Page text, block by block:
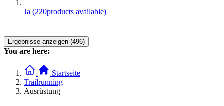
Ja (220products available)
Ergebnisse anzeigen (496)
You are here:
Startseite
Trailrunning
Ausrüstung